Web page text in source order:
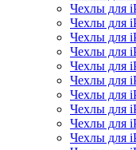
Чехлы для
Чехлы для
Чехлы для
Чехлы для
Чехлы для
Чехлы для
Чехлы для
Чехлы для
Чехлы для
Чехлы для